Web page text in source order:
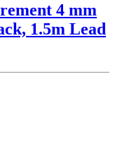
4 mm
1.5m Lead